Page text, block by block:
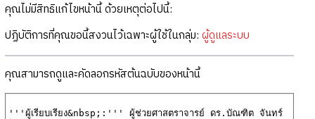
คุณไม่มีสิทธิแก้ไขหน้านี้ ด้วยเหตุต่อไปนี้:
ปฏิบัติการที่คุณขอนี้สงวนไว้เฉพาะผู้ใช้ในกลุ่ม: ผู้ดูแลระบบ
คุณสามารถดูและคัดลอกรหัสต้นฉบับของหน้านี้